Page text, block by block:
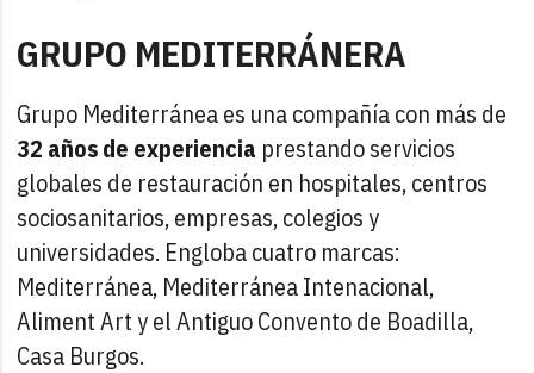
GRUPO MEDITERRÁNERA
Grupo Mediterránea es una compañía con más de
32 años de experiencia prestando servicios
globales de restauración en hospitales, centros
sociosanitarios, empresas, colegios y
universidades. Engloba cuatro marcas:
Mediterránea, Mediterránea Intenacional,
Aliment Art y el Antiguo Convento de Boadilla,
Casa Burgos.